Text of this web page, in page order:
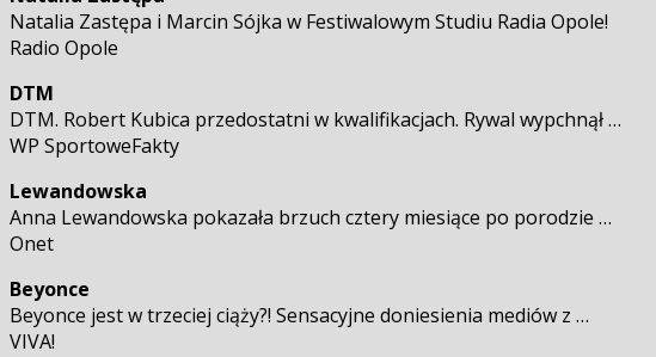
Natalia Zastępa i Marcin Sójka w Festiwalowym Studiu Radia Opole!
Radio Opole
DTM
DTM. Robert Kubica przedostatni w kwalifikacjach. Rywal wypchnął …
WP SportoweFakty
Lewandowska
Anna Lewandowska pokazała brzuch cztery miesiące po porodzie …
Onet
Beyonce
Beyonce jest w trzeciej ciąży?! Sensacyjne doniesienia mediów z …
VIVA!